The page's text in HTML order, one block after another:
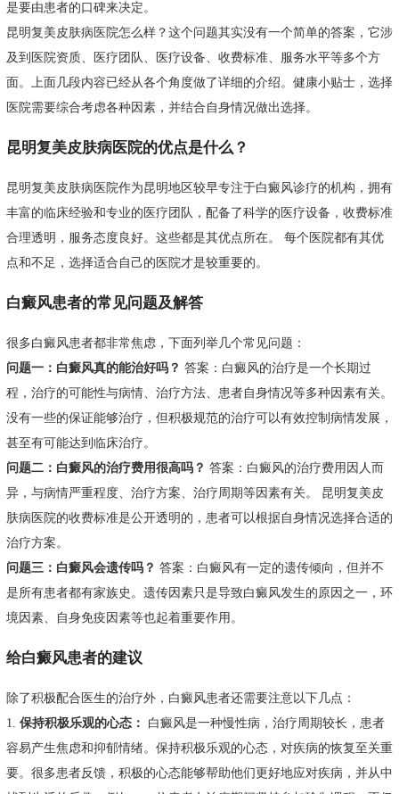
是要由患者的口碑来决定。
昆明复美皮肤病医院怎么样？这个问题其实没有一个简单的答案，它涉
及到医院资质、医疗团队、医疗设备、收费标准、服务水平等多个方
面。上面几段内容已经从各个角度做了详细的介绍。健康小贴士，选择
医院需要综合考虑各种因素，并结合自身情况做出选择。
昆明复美皮肤病医院的优点是什么？
昆明复美皮肤病医院作为昆明地区较早专注于白癜风诊疗的机构，拥有
丰富的临床经验和专业的医疗团队，配备了科学的医疗设备，收费标准
合理透明，服务态度良好。这些都是其优点所在。 每个医院都有其优
点和不足，选择适合自己的医院才是较重要的。
白癜风患者的常见问题及解答
很多白癜风患者都非常焦虑，下面列举几个常见问题：
问题一：白癜风真的能治好吗？ 答案：白癜风的治疗是一个长期过
程，治疗的可能性与病情、治疗方法、患者自身情况等多种因素有关。
没有一些的保证能够治疗，但积极规范的治疗可以有效控制病情发展，
甚至有可能达到临床治疗。
问题二：白癜风的治疗费用很高吗？ 答案：白癜风的治疗费用因人而
异，与病情严重程度、治疗方案、治疗周期等因素有关。 昆明复美皮
肤病医院的收费标准是公开透明的，患者可以根据自身情况选择合适的
治疗方案。
问题三：白癜风会遗传吗？ 答案：白癜风有一定的遗传倾向，但并不
是所有患者都有家族史。遗传因素只是导致白癜风发生的原因之一，环
境因素、自身免疫因素等也起着重要作用。
给白癜风患者的建议
除了积极配合医生的治疗外，白癜风患者还需要注意以下几点：
1. 保持积极乐观的心态：
白癜风是一种慢性病，治疗周期较长，患者
容易产生焦虑和抑郁情绪。保持积极乐观的心态，对疾病的恢复至关重
要。很多患者反馈，积极的心态能够帮助他们更好地应对疾病，并从中